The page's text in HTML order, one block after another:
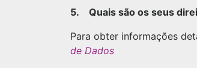
5. Quais são os seus
Para obter informações
de Dados